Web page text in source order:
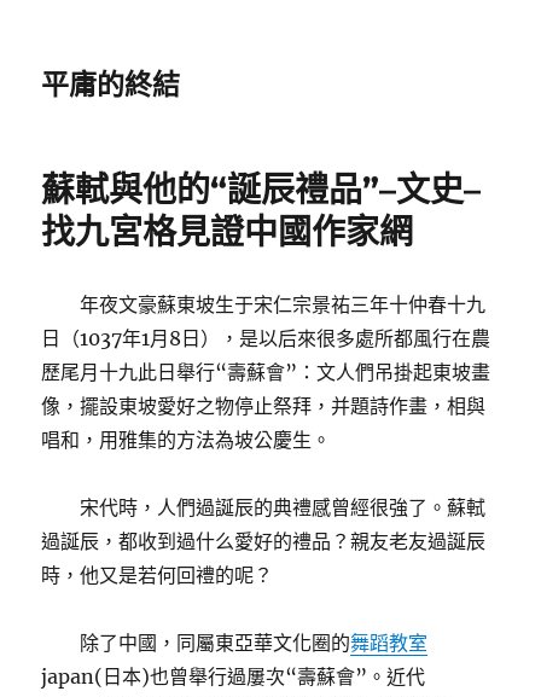
平庸的終結
蘇軾與他的“誕辰禮品”–文史–
找九宮格見證中國作家網
年夜文豪蘇東坡生于宋仁宗景祐三年十仲春十九
日（1037年1月8日），是以后來很多處所都風行在農
歷尾月十九此日舉行“壽蘇會”：文人們吊掛起東坡畫
像，擺設東坡愛好之物停止祭拜，并題詩作畫，相與
唱和，用雅集的方法為坡公慶生。
宋代時，人們過誕辰的典禮感曾經很強了。蘇軾
過誕辰，都收到過什么愛好的禮品？親友老友過誕辰
時，他又是若何回禮的呢？
除了中國，同屬東亞華文化圈的舞蹈教室
japan(日本)也曾舉行過屢次“壽蘇會”。近代